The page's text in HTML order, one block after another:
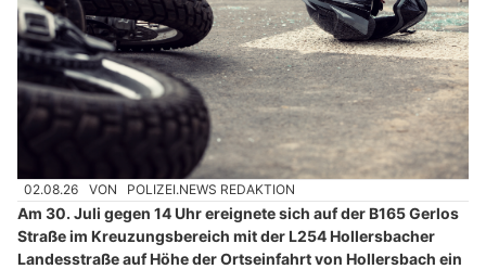
02.08.26 VON POLIZEI.NEWS REDAKTION
Am 30. Juli gegen 14 Uhr ereignete sich auf der B165 Gerlos
Straße im Kreuzungsbereich mit der L254 Hollersbacher
Landesstraße auf Höhe der Ortseinfahrt von Hollersbach ein